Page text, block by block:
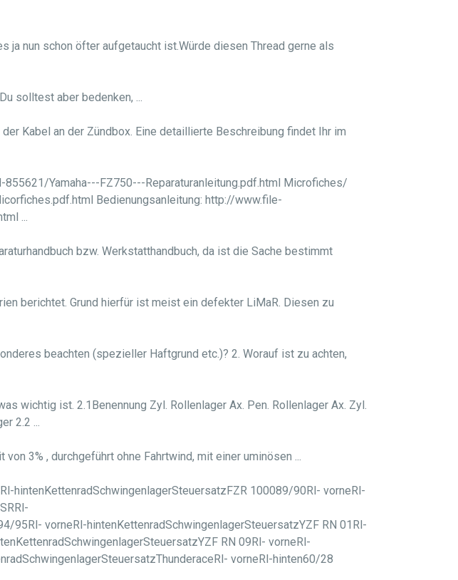
ja nun schon öfter aufgetaucht ist.Würde diesen Thread gerne als
solltest aber bedenken, ...
Kabel an der Zündbox. Eine detaillierte Beschreibung findet Ihr im
Yamaha---FZ750---Reparaturanleitung.pdf.html Microfiches/
Bedienungsanleitung: http://www.file-
...
bzw. Werkstatthandbuch, da ist die Sache bestimmt
berichtet. Grund hierfür ist meist ein defekter LiMaR. Diesen zu
beachten (spezieller Haftgrund etc.)? 2. Worauf ist zu achten,
wichtig ist. 2.1Benennung Zyl. Rollenlager Ax. Pen. Rollenlager Ax. Zyl.
2.2 ...
3% , durchgeführt ohne Fahrtwind, mit einer uminösen ...
hintenKettenradSchwingenlagerSteuersatzFZR 100089/90Rl- vorneRl-
95Rl- vorneRl-hintenKettenradSchwingenlagerSteuersatzYZF RN 01Rl-
RN 09Rl- vorneRl-
vorneRl-hinten60/28